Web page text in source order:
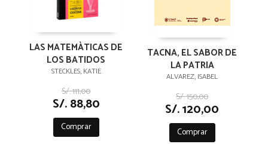
LAS MATEMÀTICAS DE
LOS BATIDOS
STECKLES, KATIE
S/. 111,00
S/. 88,80
Comprar
TACNA, EL SABOR DE
LA PATRIA
ALVAREZ, ISABEL
S/. 150,00
S/. 120,00
Comprar